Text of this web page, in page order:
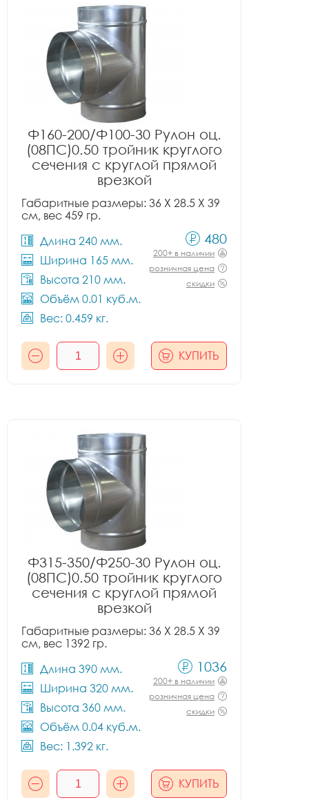
Ф160-200/Ф100-30 Рулон оц.
(08ПС)0.50 тройник круглого
сечения с круглой прямой
врезкой
Габаритные размеры: 36 X 28.5 X 39
см, вес 459 гр.
Длина 240 мм.
Ширина 165 мм.
Высота 210 мм.
Объём 0.01 куб.м.
Вес: 0.459 кг.
480
200+ в наличии
розничная цена
скидки
КУПИТЬ
Ф315-350/Ф250-30 Рулон оц.
(08ПС)0.50 тройник круглого
сечения с круглой прямой
врезкой
Габаритные размеры: 36 X 28.5 X 39
см, вес 1392 гр.
Длина 390 мм.
Ширина 320 мм.
Высота 360 мм.
Объём 0.04 куб.м.
Вес: 1.392 кг.
1036
200+ в наличии
розничная цена
скидки
КУПИТЬ